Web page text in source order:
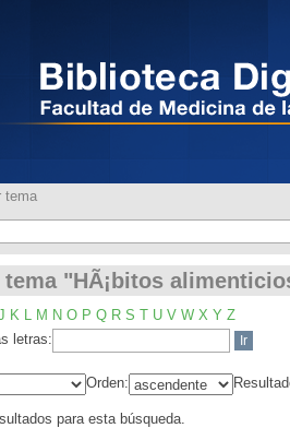
tema
"HÃ¡bitos
K L M N O P Q R S T U V W X Y Z
letras:
Orden:
para esta búsqueda.